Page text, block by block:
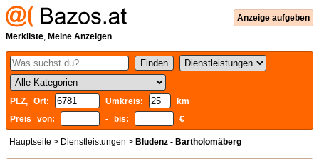
Anzeige aufgeben
Merkliste, Meine Anzeigen
PLZ, Ort: Umkreis:
km
Preis von:
- bis: €
Hauptseite > Dienstleistungen > Bludenz - Bartholomäberg